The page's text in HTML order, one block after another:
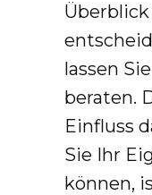
lassen
beraten.
Einfluss
Sie Ihr
können,